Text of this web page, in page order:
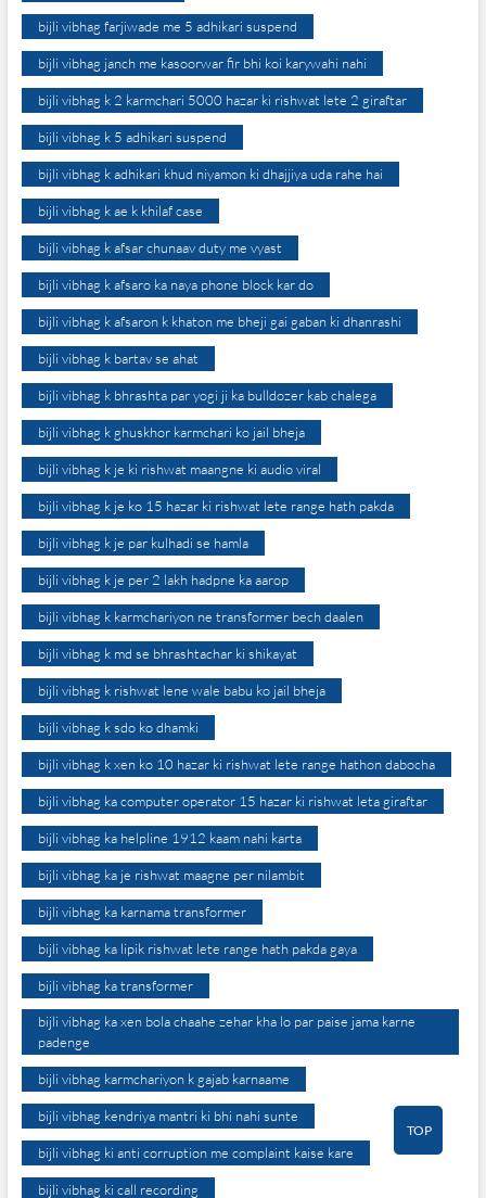
bijli vibhag farjiwade me 5 adhikari suspend
bijli vibhag janch me kasoorwar fir bhi koi karywahi nahi
bijli vibhag k 2 karmchari 5000 hazar ki rishwat lete 2 giraftar
bijli vibhag k 5 adhikari suspend
bijli vibhag k adhikari khud niyamon ki dhajjiya uda rahe hai
bijli vibhag k ae k khilaf case
bijli vibhag k afsar chunaav duty me vyast
bijli vibhag k afsaro ka naya phone block kar do
bijli vibhag k afsaron k khaton me bheji gai gaban ki dhanrashi
bijli vibhag k bartav se ahat
bijli vibhag k bhrashta par yogi ji ka bulldozer kab chalega
bijli vibhag k ghuskhor karmchari ko jail bheja
bijli vibhag k je ki rishwat maangne ki audio viral
bijli vibhag k je ko 15 hazar ki rishwat lete range hath pakda
bijli vibhag k je par kulhadi se hamla
bijli vibhag k je per 2 lakh hadpne ka aarop
bijli vibhag k karmchariyon ne transformer bech daalen
bijli vibhag k md se bhrashtachar ki shikayat
bijli vibhag k rishwat lene wale babu ko jail bheja
bijli vibhag k sdo ko dhamki
bijli vibhag k xen ko 10 hazar ki rishwat lete range hathon dabocha
bijli vibhag ka computer operator 15 hazar ki rishwat leta giraftar
bijli vibhag ka helpline 1912 kaam nahi karta
bijli vibhag ka je rishwat maagne per nilambit
bijli vibhag ka karnama transformer
bijli vibhag ka lipik rishwat lete range hath pakda gaya
bijli vibhag ka transformer
bijli vibhag ka xen bola chaahe zehar kha lo par paise jama karne
padenge
bijli vibhag karmchariyon k gajab karnaame
bijli vibhag kendriya mantri ki bhi nahi sunte
bijli vibhag ki anti corruption me complaint kaise kare
bijli vibhag ki call recording
TOP